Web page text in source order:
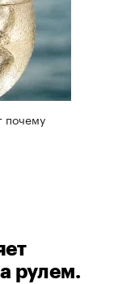
почему
рулем.